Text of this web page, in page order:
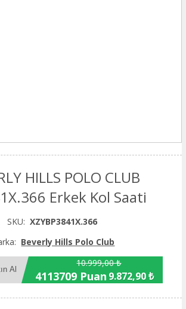
HILLS POLO CLUB
Erkek Kol Saati
SKU: XZYBP3841X.366
Beverly Hills Polo Club
10.999,00 ₺
4113709 Puan 9.872,90 ₺